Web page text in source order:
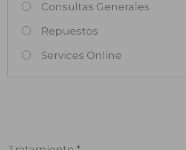
Consultas Generales
Repuestos
Services Online